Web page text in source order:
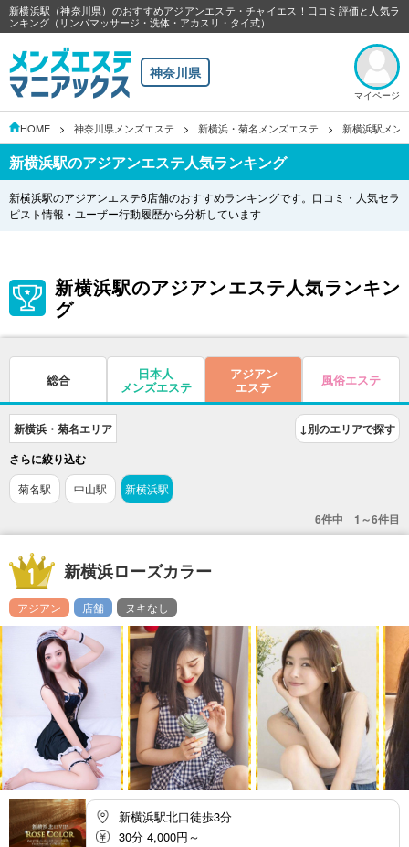
新横浜駅（神奈川県）のおすすめアジアンエステ・チャイエス！口コミ評価と人気ラ
ンキング（リンパマッサージ・洗体・アカスリ・タイ式）
神奈川県
マイページ
HOME 神奈川県メンズエステ 新横浜・菊名メンズエステ 新横浜駅メン
新横浜駅のアジアンエステ人気ランキング
新横浜駅のアジアンエステ6店舗のおすすめランキングです。口コミ・人気セラ
ピスト情報・ユーザー行動履歴から分析しています
新横浜駅のアジアンエステ人気ランキン
グ
総合 日本人
メンズエステ
アジアン
エステ 風俗エステ
↓別のエリアで探す
新横浜・菊名エリア
さらに絞り込む
菊名駅 中山駅 新横浜駅
6件中 1～6件目
新横浜ローズカラー
アジアン 店舗 ヌキなし
新横浜駅北口徒歩3分
30分 4,000円～